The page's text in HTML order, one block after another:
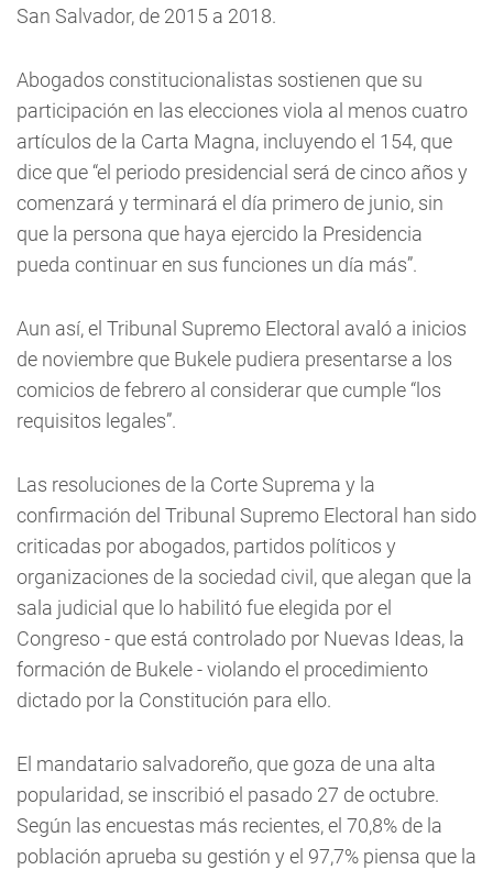
San Salvador, de 2015 a 2018.
Abogados constitucionalistas sostienen que su
participación en las elecciones viola al menos cuatro
artículos de la Carta Magna, incluyendo el 154, que
dice que “el periodo presidencial será de cinco años y
comenzará y terminará el día primero de junio, sin
que la persona que haya ejercido la Presidencia
pueda continuar en sus funciones un día más”.
Aun así, el Tribunal Supremo Electoral avaló a inicios
de noviembre que Bukele pudiera presentarse a los
comicios de febrero al considerar que cumple “los
requisitos legales”.
Las resoluciones de la Corte Suprema y la
confirmación del Tribunal Supremo Electoral han sido
criticadas por abogados, partidos políticos y
organizaciones de la sociedad civil, que alegan que la
sala judicial que lo habilitó fue elegida por el
Congreso - que está controlado por Nuevas Ideas, la
formación de Bukele - violando el procedimiento
dictado por la Constitución para ello.
El mandatario salvadoreño, que goza de una alta
popularidad, se inscribió el pasado 27 de octubre.
Según las encuestas más recientes, el 70,8% de la
población aprueba su gestión y el 97,7% piensa que la